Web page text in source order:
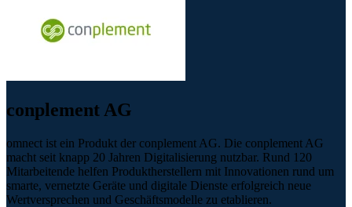
conplement AG
omnect ist ein Produkt der conplement AG. Die conplement AG
macht seit knapp 20 Jahren Digitalisierung nutzbar. Rund 120
Mitarbeitende helfen Produktherstellern mit Innovationen rund um
smarte, vernetzte Geräte und digitale Dienste erfolgreich neue
Wertversprechen und Geschäftsmodelle zu etablieren.